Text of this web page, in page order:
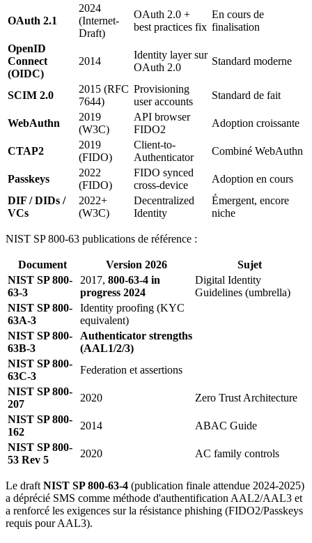
OAuth 2.1
2024
(Internet-
Draft)
OAuth 2.0 +
best practices fix
En cours de
finalisation
OpenID
Connect
(OIDC)
2014
Identity layer sur
OAuth 2.0
Standard moderne
SCIM 2.0
2015 (RFC
7644)
Provisioning
user accounts
Standard de fait
WebAuthn
2019
(W3C)
API browser
FIDO2
Adoption croissante
CTAP2
2019
(FIDO)
Client-to-
Authenticator
Combiné WebAuthn
Passkeys
2022
(FIDO)
FIDO synced
cross-device
Adoption en cours
DIF / DIDs /
VCs
2022+
(W3C)
Decentralized
Identity
Émergent, encore
niche
NIST SP 800-63 publications de référence :
Document Version 2026
Sujet
NIST SP 800-
63-3
2017, 800-63-4 in
progress 2024
Digital Identity
Guidelines (umbrella)
NIST SP 800-
63A-3
Identity proofing (KYC
equivalent)
NIST SP 800-
63B-3
Authenticator strengths
(AAL1/2/3)
NIST SP 800-
63C-3
Federation et assertions
NIST SP 800-
207
2020
Zero Trust Architecture
NIST SP 800-
162
2014
ABAC Guide
NIST SP 800-
53 Rev 5
2020 AC family controls
Le draftNIST SP 800-63-4 (publication finale attendue 2024-2025)
a déprécié SMS comme méthode d'authentification AAL2/AAL3 et
a renforcé les exigences sur la résistance phishing (FIDO2/Passkeys
requis pour AAL3).